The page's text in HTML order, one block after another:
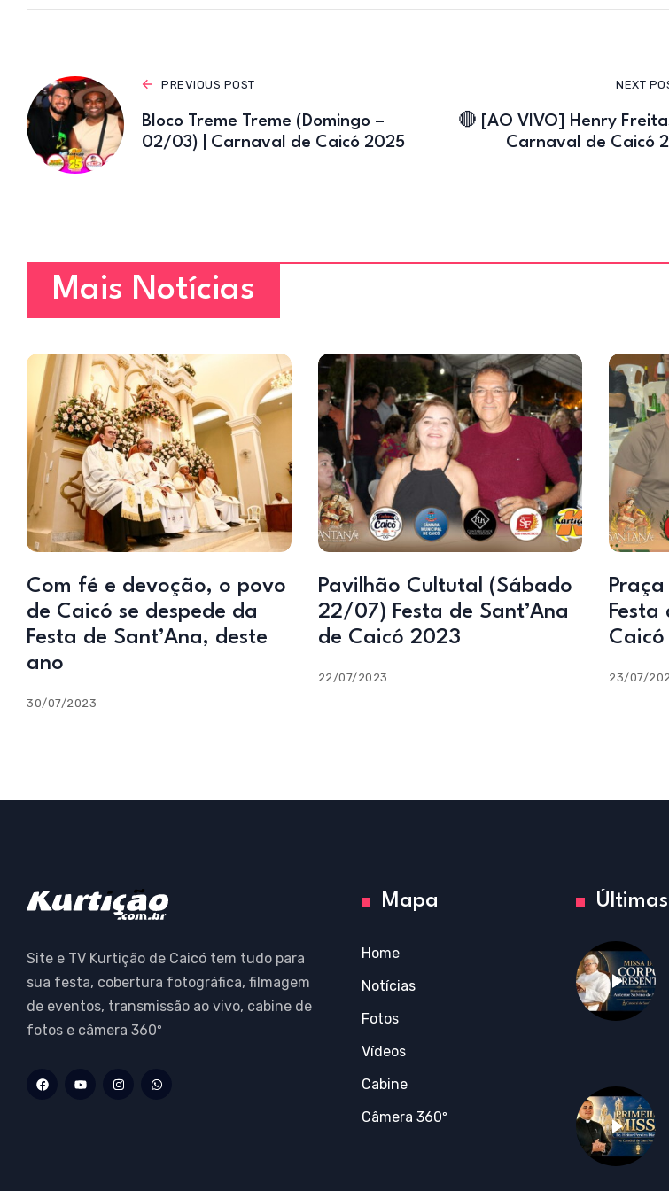
PREVIOUS POST
Bloco Treme Treme (Domingo –
02/03) | Carnaval de Caicó 2025
NEXT
🔴 [AO VIVO] Henry
Carnaval de Caicó
Mais Notícias
Com fé e devoção, o povo
de Caicó se despede da
Festa de Sant’Ana, deste
ano
30/07/2023
Pavilhão Cultutal (Sábado
22/07) Festa de Sant’Ana
de Caicó 2023
22/07/2023
Festa
23/07/
Site e TV Kurtição de Caicó tem tudo para
sua festa, cobertura fotográfica, filmagem
de eventos, transmissão ao vivo, cabine de
fotos e câmera 360º
Mapa
Home
Notícias
Fotos
Vídeos
Cabine
Câmera 360º